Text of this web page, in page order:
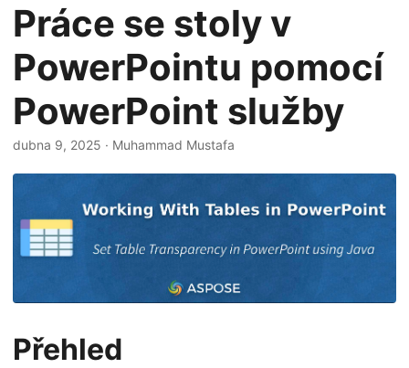
n
a
v
g
a
c
Práce se stoly v
PowerPointu pomocí
PowerPoint služby
dubna 9, 2025 · Muhammad Mustafa
Přehled